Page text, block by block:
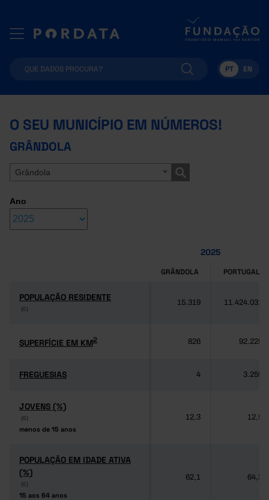
PT EN
O SEU MUNICÍPIO EM NÚMEROS!
GRÂNDOLA
Grândola
Ano
2025
GRÂNDOLA PORTUGAL
POPULAÇÃO RESIDENTE
(6)
POPULAÇÃO RESIDENTE
(6)
15.319 11.424.031
SUPERFÍCIE EM KM2
SUPERFÍCIE EM KM2 826 92.225
FREGUESIAS
FREGUESIAS 4 3.259
JOVENS (%)
(6)
menos de 15 anos
JOVENS (%)
(6)
menos de 15 anos
12,3 12,5
POPULAÇÃO EM IDADE ATIVA
(%)
(6)
15 aos 64 anos
POPULAÇÃO EM IDADE ATIVA
(%)
(6)
15 aos 64 anos
62,1 64,3